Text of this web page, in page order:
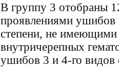
В группу 3 отобраны
проявлениями ушибов
степени, не имеющими
внутричерепных
ушибов 3 и 4-го видов